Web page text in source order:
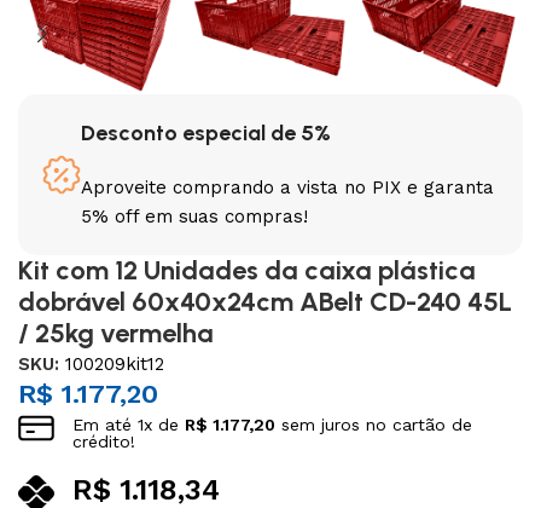
Desconto especial de 5%
Aproveite comprando a vista no PIX e garanta
5% off em suas compras!
Kit com 12 Unidades da caixa plástica
dobrável 60x40x24cm ABelt CD-240 45L
/ 25kg vermelha
SKU:100209kit12
R$ 1.177,20
Em até1x de R$ 1.177,20 sem juros no cartão de
crédito!
R$ 1.118,34